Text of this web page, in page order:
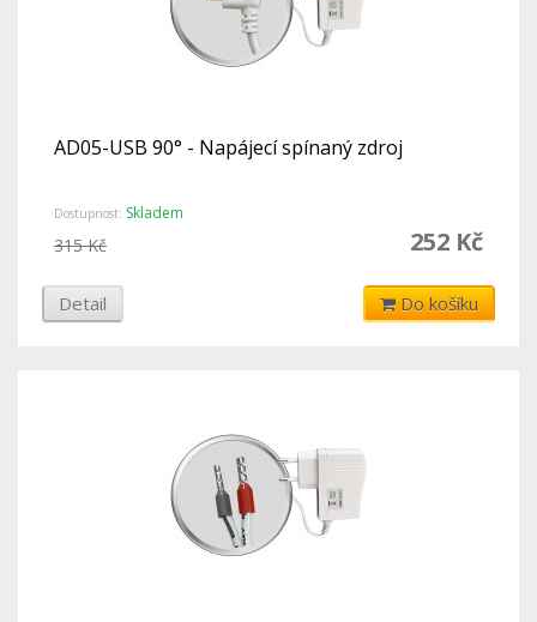
AD05-USB 90° - Napájecí spínaný zdroj
Dostupnost: Skladem
252 Kč
315 Kč
Detail Do košíku